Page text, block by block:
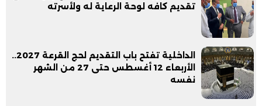
تقديم كافه لوحة الرعاية له ولأسرته
الداخلية تفتح باب التقديم لحج القرعة 2027..
الأربعاء 12 أغسطس حتى 27 من الشهر
نفسه